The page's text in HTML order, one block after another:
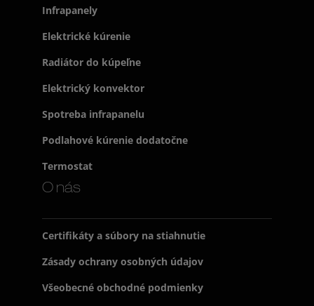
Infrapanely
Elektrické kúrenie
Radiátor do kúpeľne
Elektrický konvektor
Spotreba infrapanelu
Podlahové kúrenie dodatočne
Termostat
O nás
Certifikáty a súbory na stiahnutie
Zásady ochrany osobných údajov
Všeobecné obchodné podmienky